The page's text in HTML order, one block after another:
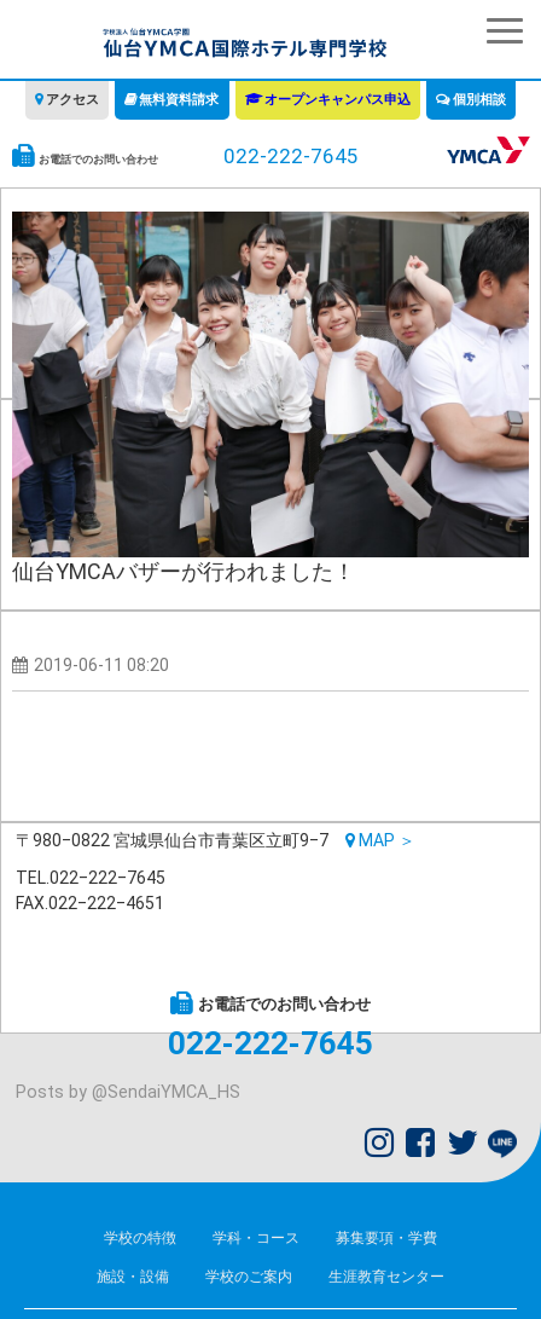
アクセス 無料資料請求 オープンキャンパス申込 個別相談
お電話でのお問い合わせ 022-222-7645
学校の特徴
学科・コース
教育について
みなさまへ
情報公開
募集要項・学費・入学ガイド
仙台YMCAバザーが行われました！
2019-06-11 08:20
〒980‒0822 宮城県仙台市青葉区立町9‒7
MAP ＞
TEL.022‒222‒7645
FAX.022‒222‒4651
お電話でのお問い合わせ
022-222-7645
Posts by @SendaiYMCA_HS
学校の特徴 学科・コース 募集要項・学費
施設・設備 学校のご案内 生涯教育センター